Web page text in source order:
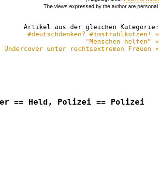
The views expressed by the author are personal.
Artikel aus der gleichen Kategorie:
#deutschdenken? #imstrahlkotzen! «
"Menschen helfen" «
Undercover unter rechtsextremen Frauen «
== Held, Polizei == Polizei